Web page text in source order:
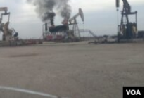
ژیان لە فەرهەنگدا
Learning English